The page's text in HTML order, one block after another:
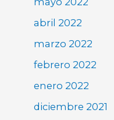
abril 2022
marzo 2022
febrero 2022
enero 2022
diciembre 2021